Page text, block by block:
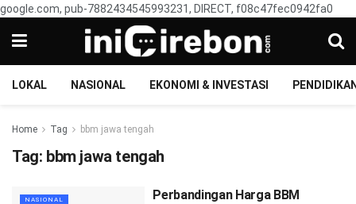
google.com, pub-7882434545993231, DIRECT, f08c47fec0942fa0
LOKAL NASIONAL EKONOMI & INVESTASI
Home Tag bbm jawa tengah
Tag: bbm jawa tengah
NASIONAL
Perbandingan Harga BBM